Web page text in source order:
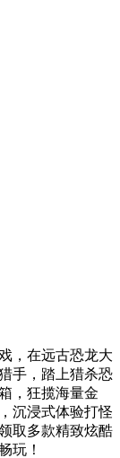
，在远古恐龙大
手，踏上猎杀恐
，狂揽海量金
沉浸式体验打怪
取多款精致炫酷
玩！